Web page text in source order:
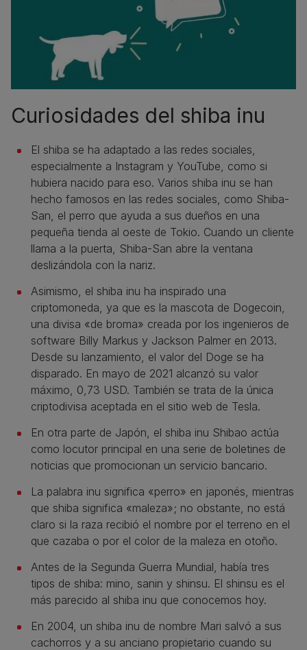
Curiosidades del shiba inu
El shiba se ha adaptado a las redes sociales,
especialmente a Instagram y YouTube, como si
hubiera nacido para eso. Varios shiba inu se han
hecho famosos en las redes sociales, como Shiba-
San, el perro que ayuda a sus dueños en una
pequeña tienda al oeste de Tokio. Cuando un cliente
llama a la puerta, Shiba-San abre la ventana
deslizándola con la nariz.
Asimismo, el shiba inu ha inspirado una
criptomoneda, ya que es la mascota de Dogecoin,
una divisa «de broma» creada por los ingenieros de
software Billy Markus y Jackson Palmer en 2013.
Desde su lanzamiento, el valor del Doge se ha
disparado. En mayo de 2021 alcanzó su valor
máximo, 0,73 USD. También se trata de la única
criptodivisa aceptada en el sitio web de Tesla.
En otra parte de Japón, el shiba inu Shibao actúa
como locutor principal en una serie de boletines de
noticias que promocionan un servicio bancario.
La palabra inu significa «perro» en japonés, mientras
que shiba significa «maleza»; no obstante, no está
claro si la raza recibió el nombre por el terreno en el
que cazaba o por el color de la maleza en otoño.
Antes de la Segunda Guerra Mundial, había tres
tipos de shiba: mino, sanin y shinsu. El shinsu es el
más parecido al shiba inu que conocemos hoy.
En 2004, un shiba inu de nombre Mari salvó a sus
cachorros y a su anciano propietario cuando su